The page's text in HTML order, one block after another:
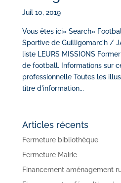
Juil 10, 2019
Vous êtes ici» Search»
Sportive de Guilligomarc’h /
liste LEURS MISSIONS
de football. Informations sur
professionnelle Toutes les
titre d'information...
Articles récents
Fermeture bibliothèque
Fermeture Mairie
Financement aménagement